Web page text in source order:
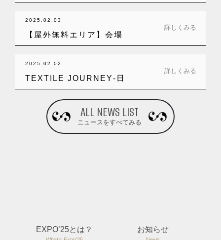
ワークショップ…
2025.02.03
【屋外無料エリア】会場
前の芝生広場は…
詳しくみる
2025.02.02
TEXTILE JOURNEY‐日
本…
詳しくみる
ALL NEWS LIST
ニュースをすべてみる
EXPO’25とは？ お知らせ